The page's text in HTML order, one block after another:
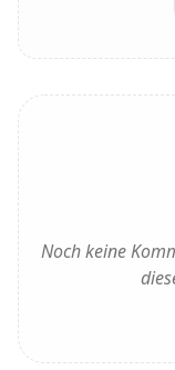
Noch keine